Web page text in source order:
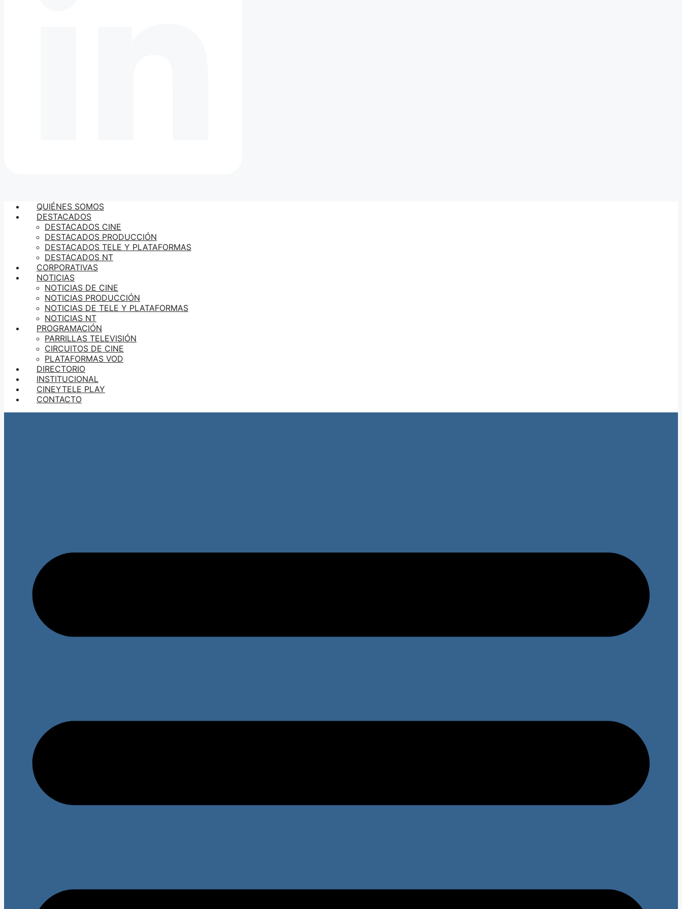
QUIÉNES SOMOS
DESTACADOS
DESTACADOS CINE
DESTACADOS PRODUCCIÓN
DESTACADOS TELE Y PLATAFORMAS
DESTACADOS NT
CORPORATIVAS
NOTICIAS
NOTICIAS DE CINE
NOTICIAS PRODUCCIÓN
NOTICIAS DE TELE Y PLATAFORMAS
NOTICIAS NT
PROGRAMACIÓN
PARRILLAS TELEVISIÓN
CIRCUITOS DE CINE
PLATAFORMAS VOD
DIRECTORIO
INSTITUCIONAL
CINEYTELE PLAY
CONTACTO